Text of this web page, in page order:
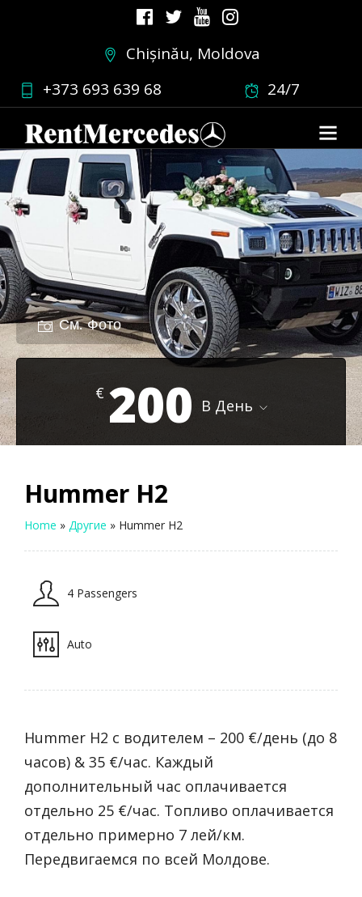
Chișinău, Moldova
+373 693 639 68
24/7
См. Фото
€ 200 В День
Hummer H2
Home » Другие » Hummer H2
4 Passengers
Auto
Hummer H2 с водителем – 200 €/день (до 8
часов) & 35 €/час. Каждый
дополнительный час оплачивается
отдельно 25 €/час. Топливо оплачивается
отдельно примерно 7 лей/км.
Передвигаемся по всей Молдове.